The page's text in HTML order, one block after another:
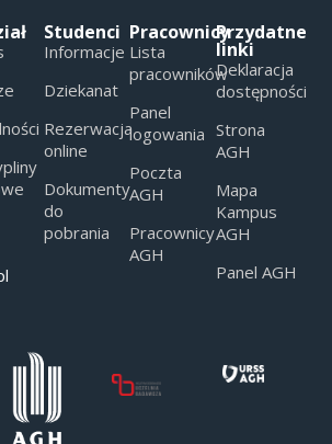
Studenci
Informacje
Dziekanat
Rezerwacja
online
Dokumenty
do
pobrania
Pracownicy
Lista
pracowników
Panel
logowania
Poczta
AGH
Pracownicy
AGH
Przydatne
linki
Deklaracja
dostępności
Strona
AGH
Mapa
Kampus
AGH
Panel AGH